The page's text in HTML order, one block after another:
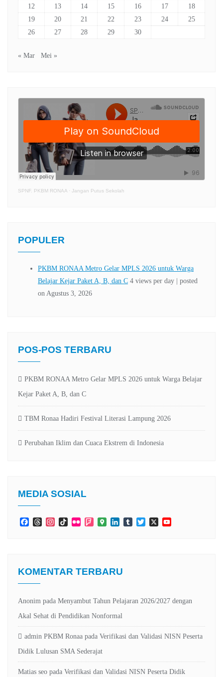
12
13 14 15 16 17
18
19
20 21 22 23 24
25
26
27 28 29 30
« Mar Mei »
SPNF. PKBM RONAA · Jangan Putus Sekolah
POPULER
POS-POS TERBARU
PKBM RONAA Metro Gelar MPLS 2026 untuk Warga Belajar
Kejar Paket A, B, dan C
TBM Ronaa Hadiri Festival Literasi Lampung 2026
Perubahan Iklim dan Cuaca Ekstrem di Indonesia
MEDIA SOSIAL
FacebookThreadsInstagramTikTokFlickr Foursquare
GoogleLinkedInTumblrTwitter
X
KOMENTAR TERBARU
Anonim pada Menyambut Tahun Pelajaran 2026/2027 dengan
Akal Sehat di Pendidikan Nonformal
admin PKBM Ronaa pada Verifikasi dan Validasi NISN Peserta
Didik Lulusan SMA Sederajat
Matias seo pada Verifikasi dan Validasi NISN Peserta Didik